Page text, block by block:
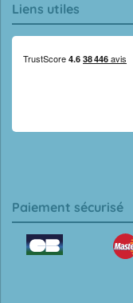
Liens utiles
Paiement sécurisé